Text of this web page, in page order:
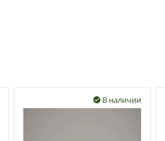
В наличии
